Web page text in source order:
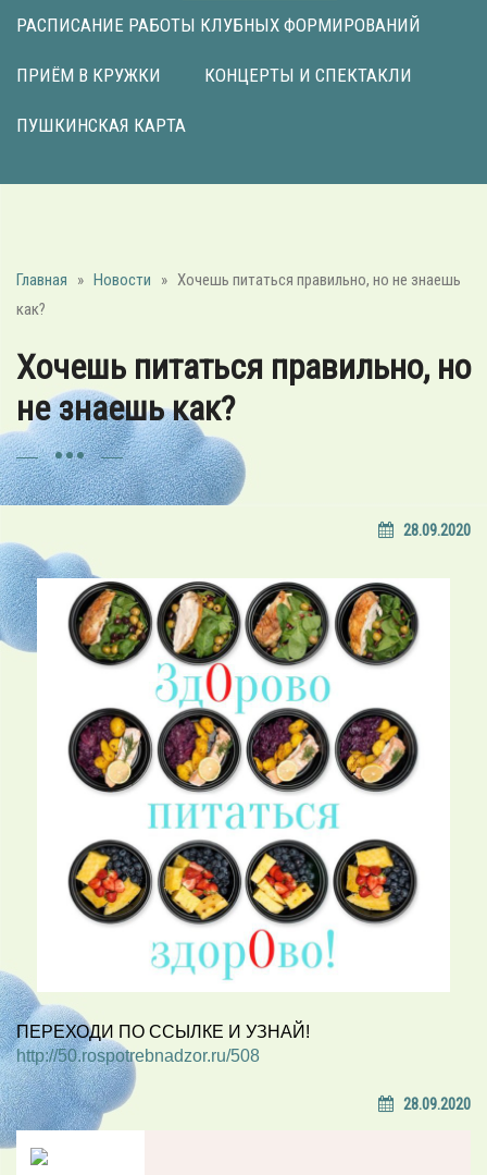
РАСПИСАНИЕ РАБОТЫ КЛУБНЫХ ФОРМИРОВАНИЙ
ПРИЁМ В КРУЖКИ КОНЦЕРТЫ И СПЕКТАКЛИ
ПУШКИНСКАЯ КАРТА
Главная » Новости » Хочешь питаться правильно, но не знаешь
как?
Хочешь питаться правильно, но
не знаешь как?
28.09.2020
ПЕРЕХОДИ ПО ССЫЛКЕ И УЗНАЙ!
http://50.rospotrebnadzor.ru/508
28.09.2020